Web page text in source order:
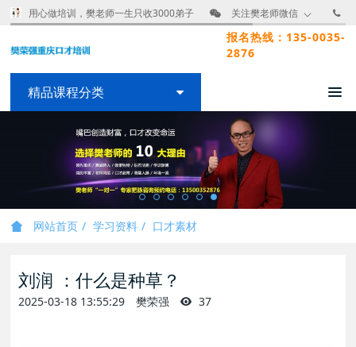
用心做培训，樊老师一生只收3000弟子 关注樊老师微信
报名热线：135-0035-
2876
精品课程分类
网站首页 学习资料 口才素材
刘润 ：什么是种草？
2025-03-18 13:55:29 樊荣强 37